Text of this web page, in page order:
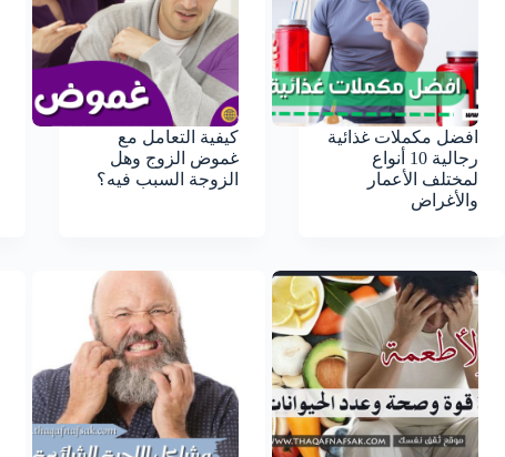
افضل مكملات غذائية
رجالية 10 أنواع
لمختلف الأعمار
والأغراض
كيفية التعامل مع
غموض الزوج وهل
الزوجة السبب فيه؟